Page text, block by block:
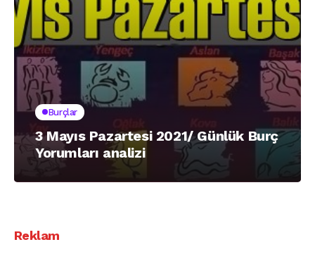
Burçlar
3 Mayıs Pazartesi 2021/ Günlük Burç
Yorumları analizi
Reklam